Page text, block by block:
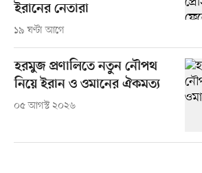
ইরানের নেতারা
১৯ ঘণ্টা আগে
হরমুজ প্রণালিতে নতুন নৌপথ
নিয়ে ইরান ও ওমানের ঐকমত্য
০৫ আগস্ট ২০২৬